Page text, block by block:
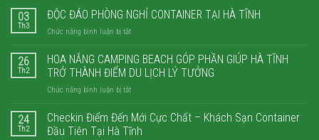
03
Th3
ĐỘC ĐÁO PHÒNG NGHỈ CONTAINER TẠI HÀ TĨNH
Chức năng bình luận bị tắtở
ĐÁO
PHÒNG
NGHỈ
CONTAINER
HÀ
TĨNH
26
Th2
HOA NẮNG CAMPING BEACH GÓP PHẦN GIÚP HÀ TĨNH
TRỞ THÀNH ĐIỂM DU LỊCH LÝ TƯỞNG
Chức năng bình luận bị tắtở
NẮNG
CAMPING
BEACH
24
Th2
Checkin Điểm Đến Mới Cực Chất – Khách Sạn Container
Đầu Tiên Tại Hà Tĩnh